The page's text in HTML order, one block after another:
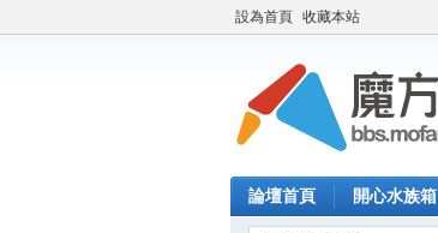
設為首頁 收藏本站
論壇首頁 開心水族箱